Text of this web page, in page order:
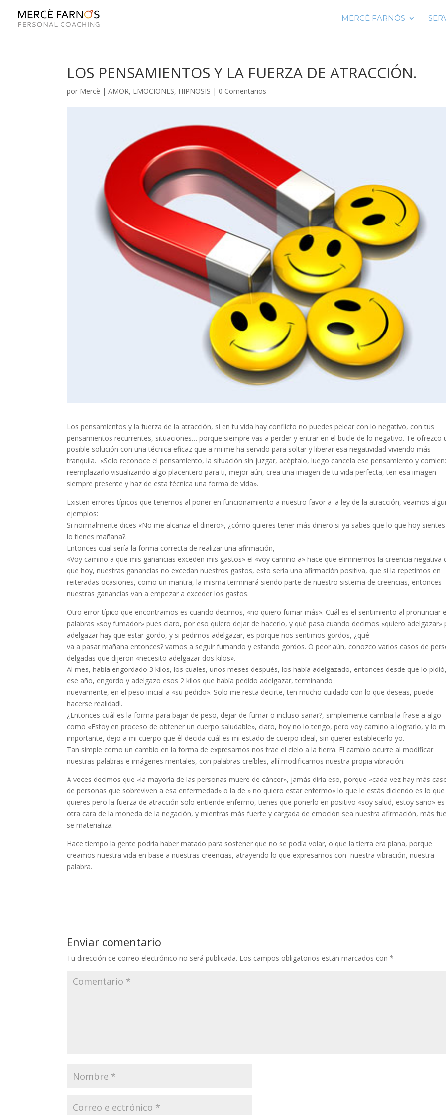
MERCÈ FARNÓS
LOS PENSAMIENTOS Y LA FUERZA DE ATRACCIÓN.
por Mercè |AMOR, EMOCIONES, HIPNOSIS | 0 Comentarios
Los pensamientos y la fuerza de la atracción, si en tu vida hay conflicto no puedes pelear con lo negativo, con tus
pensamientos recurrentes, situaciones… porque siempre vas a perder y entrar en el bucle de lo negativo. Te ofrezco
posible solución con una técnica eficaz que a mi me ha servido para soltar y liberar esa negatividad viviendo más
tranquila. «Solo reconoce el pensamiento, la situación sin juzgar, acéptalo, luego cancela ese pensamiento y
reemplazarlo visualizando algo placentero para ti, mejor aún, crea una imagen de tu vida perfecta, ten esa imagen
siempre presente y haz de esta técnica una forma de vida».
Existen errores típicos que tenemos al poner en funcionamiento a nuestro favor a la ley de la atracción, veamos
ejemplos:
Si normalmente dices «No me alcanza el dinero», ¿cómo quieres tener más dinero si ya sabes que lo que hoy
lo tienes mañana?.
Entonces cual sería la forma correcta de realizar una afirmación,
«Voy camino a que mis ganancias exceden mis gastos» el «voy camino a» hace que eliminemos la creencia negativa
que hoy, nuestras ganancias no excedan nuestros gastos, esto sería una afirmación positiva, que si la repetimos en
reiteradas ocasiones, como un mantra, la misma terminará siendo parte de nuestro sistema de creencias, entonces
nuestras ganancias van a empezar a exceder los gastos.
Otro error típico que encontramos es cuando decimos, «no quiero fumar más». Cuál es el sentimiento al pronunciar
palabras «soy fumador» pues claro, por eso quiero dejar de hacerlo, y qué pasa cuando decimos «quiero adelgazar»
adelgazar hay que estar gordo, y si pedimos adelgazar, es porque nos sentimos gordos, ¿qué
va a pasar mañana entonces? vamos a seguir fumando y estando gordos. O peor aún, conozco varios casos de
delgadas que dijeron «necesito adelgazar dos kilos».
Al mes, había engordado 3 kilos, los cuales, unos meses después, los había adelgazado, entonces desde que lo
ese año, engordo y adelgazo esos 2 kilos que había pedido adelgazar, terminando
nuevamente, en el peso inicial a «su pedido». Solo me resta decirte, ten mucho cuidado con lo que deseas, puede
hacerse realidad!.
¿Entonces cuál es la forma para bajar de peso, dejar de fumar o incluso sanar?, simplemente cambia la frase a algo
como «Estoy en proceso de obtener un cuerpo saludable», claro, hoy no lo tengo, pero voy camino a lograrlo, y lo
importante, dejo a mi cuerpo que él decida cuál es mi estado de cuerpo ideal, sin querer establecerlo yo.
Tan simple como un cambio en la forma de expresarnos nos trae el cielo a la tierra. El cambio ocurre al modificar
nuestras palabras e imágenes mentales, con palabras creíbles, allí modificamos nuestra propia vibración.
A veces decimos que «la mayoría de las personas muere de cáncer», jamás diría eso, porque «cada vez hay más
de personas que sobreviven a esa enfermedad» o la de » no quiero estar enfermo» lo que le estás diciendo es lo
quieres pero la fuerza de atracción solo entiende enfermo, tienes que ponerlo en positivo «soy salud, estoy sano»
otra cara de la moneda de la negación, y mientras más fuerte y cargada de emoción sea nuestra afirmación, más
se materializa.
Hace tiempo la gente podría haber matado para sostener que no se podía volar, o que la tierra era plana, porque
creamos nuestra vida en base a nuestras creencias, atrayendo lo que expresamos con nuestra vibración, nuestra
palabra.
Enviar comentario
Tu dirección de correo electrónico no será publicada. Los campos obligatorios están marcados con*